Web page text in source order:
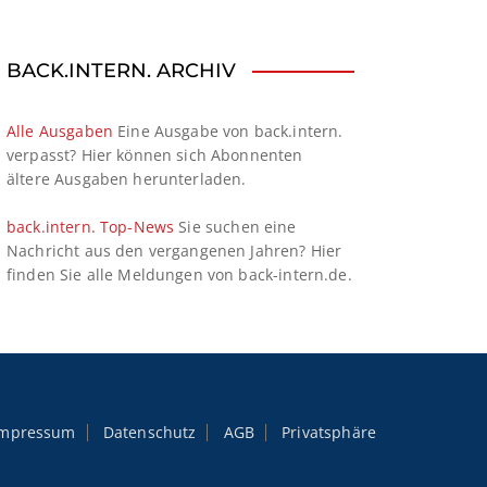
BACK.INTERN. ARCHIV
Alle Ausgaben Eine Ausgabe von back.intern.
verpasst? Hier können sich Abonnenten
ältere Ausgaben herunterladen.
back.intern. Top-News Sie suchen eine
Nachricht aus den vergangenen Jahren? Hier
finden Sie alle Meldungen von back-intern.de.
Datenschutz AGB Privatsphäre